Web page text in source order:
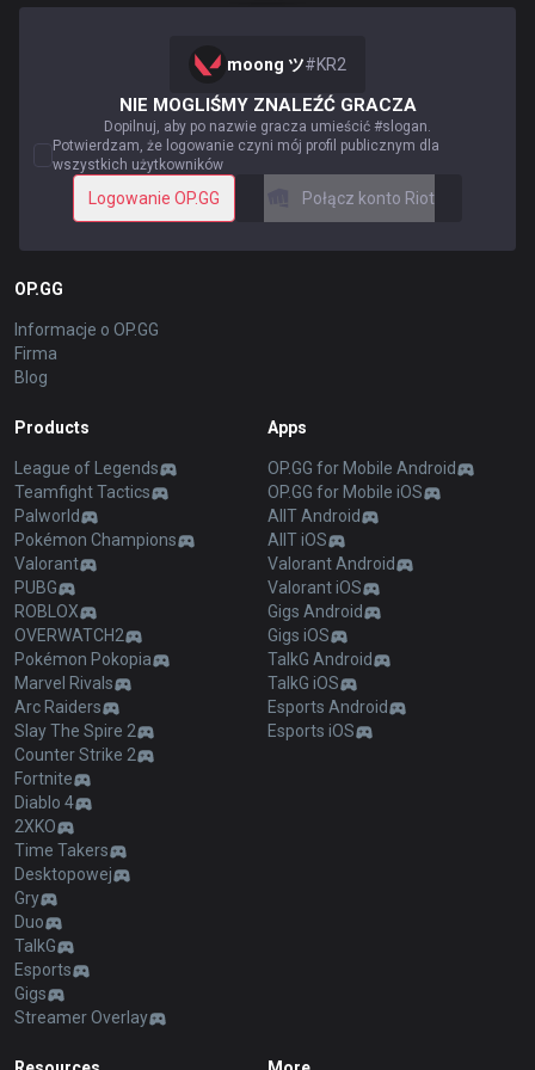
moong ツ#KR2
NIE MOGLIŚMY ZNALEŹĆ GRACZA
Dopilnuj, aby po nazwie gracza umieścić #slogan.
Potwierdzam, że logowanie czyni mój profil publicznym dla
wszystkich użytkowników
Logowanie OP.GG Połącz konto Riot
OP.GG
Informacje o OP.GG
Firma
Blog
Products
League of Legends
Teamfight Tactics
Palworld
Pokémon Champions
Valorant
PUBG
ROBLOX
OVERWATCH2
Pokémon Pokopia
Marvel Rivals
Arc Raiders
Slay The Spire 2
Counter Strike 2
Fortnite
Diablo 4
2XKO
Time Takers
Desktopowej
Gry
Duo
TalkG
Esports
Gigs
Streamer Overlay
Apps
OP.GG for Mobile Android
OP.GG for Mobile iOS
AllT Android
AllT iOS
Valorant Android
Valorant iOS
Gigs Android
Gigs iOS
TalkG Android
TalkG iOS
Esports Android
Esports iOS